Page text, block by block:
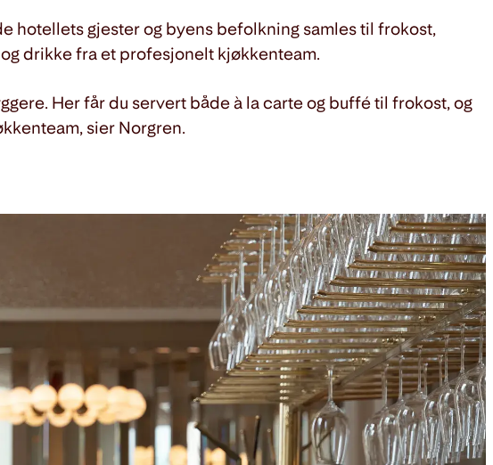
hotellets gjester og byens befolkning samles til frokost,
drikke fra et profesjonelt kjøkkenteam.
Her får du servert både à la carte og buffé til frokost, og
sier Norgren.